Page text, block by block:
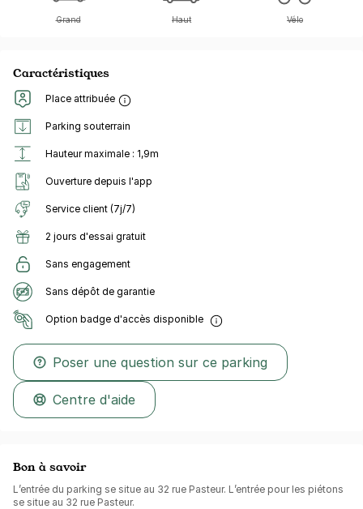
Grand Haut Vélo
Caractéristiques
Place attribuée
Parking souterrain
Hauteur maximale : 1,9m
Ouverture depuis l'app
Service client (7j/7)
2 jours d'essai gratuit
Sans engagement
Sans dépôt de garantie
Option badge d'accès disponible
Poser une question sur ce parking
Centre d'aide
Bon à savoir
L’entrée du parking se situe au 32 rue Pasteur. L’entrée pour les piétons
se situe au 32 rue Pasteur.